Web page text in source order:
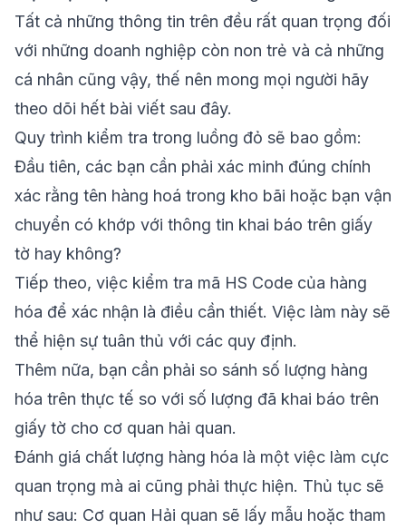
Tất cả những thông tin trên đều rất quan trọng đối
với những doanh nghiệp còn non trẻ và cả những
cá nhân cũng vậy, thế nên mong mọi người hãy
theo dõi hết bài viết sau đây.
Quy trình kiểm tra trong luồng đỏ sẽ bao gồm:
Đầu tiên, các bạn cần phải xác minh đúng chính
xác rằng tên hàng hoá trong kho bãi hoặc bạn vận
chuyển có khớp với thông tin khai báo trên giấy
tờ hay không?
Tiếp theo, việc kiểm tra mã HS Code của hàng
hóa để xác nhận là điều cần thiết. Việc làm này sẽ
thể hiện sự tuân thủ với các quy định.
Thêm nữa, bạn cần phải so sánh số lượng hàng
hóa trên thực tế so với số lượng đã khai báo trên
giấy tờ cho cơ quan hải quan.
Đánh giá chất lượng hàng hóa là một việc làm cực
quan trọng mà ai cũng phải thực hiện. Thủ tục sẽ
như sau: Cơ quan Hải quan sẽ lấy mẫu hoặc tham